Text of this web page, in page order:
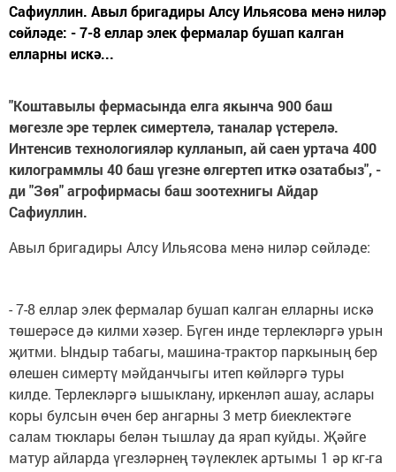
Сафиуллин. Авыл бригадиры Алсу Ильясова менә ниләр
сөйләде: - 7-8 еллар элек фермалар бушап калган
елларны искә...
"Коштавылы фермасында елга якынча 900 баш
мөгезле эре терлек симертелә, таналар үстерелә.
Интенсив технологияләр кулланып, ай саен уртача 400
килограммлы 40 баш үгезне өлгертеп иткә озатабыз", -
ди "Зөя" агрофирмасы баш зоотехнигы Айдар
Сафиуллин.
Авыл бригадиры Алсу Ильясова менә ниләр сөйләде:
- 7-8 еллар элек фермалар бушап калган елларны искә
төшерәсе дә килми хәзер. Бүген инде терлекләргә урын
җитми. Ындыр табагы, машина-трактор паркының бер
өлешен симертү мәйданчыгы итеп көйләргә туры
килде. Терлекләргә ышыклану, иркенләп ашау, аслары
коры булсын өчен бер ангарны 3 метр биеклектәге
салам тюклары белән тышлау да ярап куйды. Җәйге
матур айларда үгезләрнең тәүлеклек артымы 1 әр кг-га